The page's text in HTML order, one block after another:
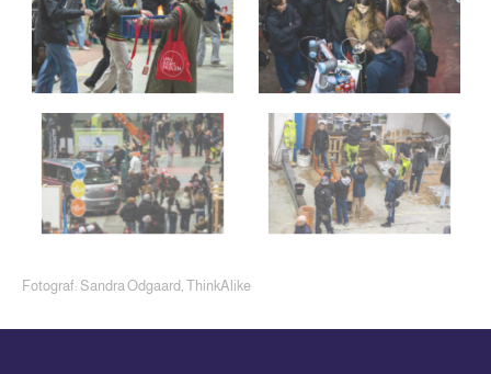
Fotograf: Sandra Odgaard, ThinkAlike